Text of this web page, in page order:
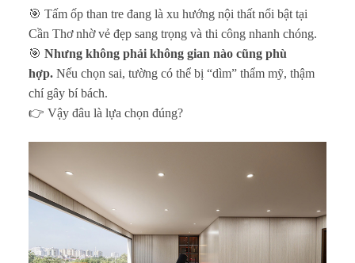
🎯 Tấm ốp than tre đang là xu hướng nội thất nổi bật tại
Cần Thơ nhờ vẻ đẹp sang trọng và thi công nhanh chóng.
🎯 Nhưng không phải không gian nào cũng phù
hợp. Nếu chọn sai, tường có thể bị “dìm” thẩm mỹ, thậm
chí gây bí bách.
👉 Vậy đâu là lựa chọn đúng?